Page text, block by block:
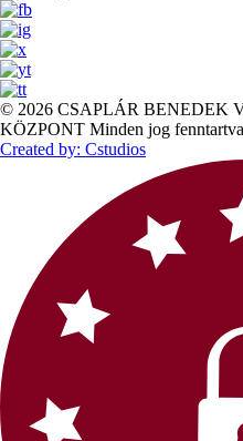
© 2026 CSAPLÁR BENEDEK
KÖZPONT Minden jog
Created by: Cstudios